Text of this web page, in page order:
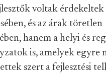
voltak érdekeltek
és az árak töretlen
hanem a helyi és
is, amelyek egyre
szert a fejlesztési